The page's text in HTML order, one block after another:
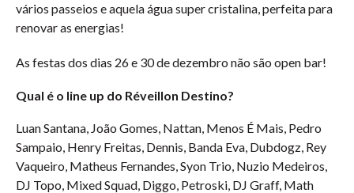
vários passeios e aquela água super cristalina, perfeita para
renovar as energias!
As festas dos dias 26 e 30 de dezembro não são open bar!
Qual é o line up do Réveillon Destino?
Luan Santana, João Gomes, Nattan, Menos É Mais, Pedro
Sampaio, Henry Freitas, Dennis, Banda Eva, Dubdogz, Rey
Vaqueiro, Matheus Fernandes, Syon Trio, Nuzio Medeiros,
DJ Topo, Mixed Squad, Diggo, Petroski, DJ Graff, Math